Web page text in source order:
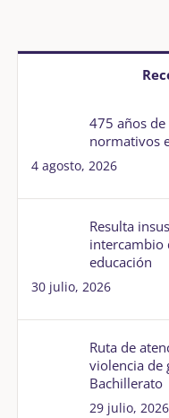
475 años de
normativos
4 agosto, 2026
Resulta
intercambio
educación
30 julio, 2026
Ruta de
violencia de
Bachillerato
29 julio, 2026